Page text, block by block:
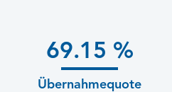
69.15 %
Übernahmequote